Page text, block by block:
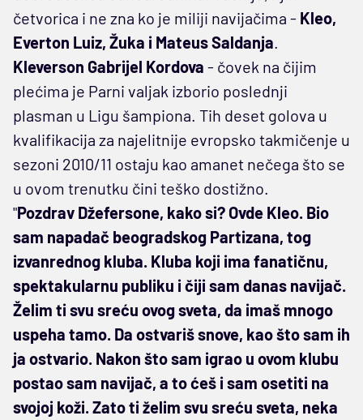
četvorica i ne zna ko je miliji navijačima - Kleo,
Everton Luiz, Žuka i Mateus Saldanja.
Kleverson Gabrijel Kordova - čovek na čijim
plećima je Parni valjak izborio poslednji
plasman u Ligu šampiona. Tih deset golova u
kvalifikacija za najelitnije evropsko takmičenje u
sezoni 2010/11 ostaju kao amanet nečega što se
u ovom trenutku čini teško dostižno.
"Pozdrav Džefersone, kako si? Ovde Kleo. Bio
sam napadač beogradskog Partizana, tog
izvanrednog kluba. Kluba koji ima fanatičnu,
spektakularnu publiku i čiji sam danas navijač.
Želim ti svu sreću ovog sveta, da imaš mnogo
uspeha tamo. Da ostvariš snove, kao što sam ih
ja ostvario. Nakon što sam igrao u ovom klubu
postao sam navijač, a to ćeš i sam osetiti na
svojoj koži. Zato ti želim svu sreću sveta, neka